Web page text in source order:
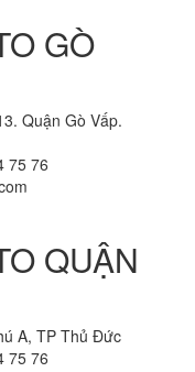
GÒ
Quận Gò Vấp.
75 76
QUẬN
A, TP Thủ Đức
75 76